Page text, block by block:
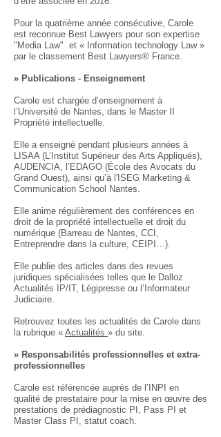
Pour la quatrième année consécutive, Carole
est reconnue Best Lawyers pour son expertise
"Media Law" et « Information technology Law »
par le classement Best Lawyers® France.
» Publications - Enseignement
Carole est chargée d’enseignement à
l’Université de Nantes, dans le Master II
Propriété intellectuelle.
Elle a enseigné pendant plusieurs années à
LISAA (L’Institut Supérieur des Arts Appliqués),
AUDENCIA, l’EDAGO (École des Avocats du
Grand Ouest), ainsi qu’à l'ISEG Marketing &
Communication School Nantes.
Elle anime régulièrement des conférences en
droit de la propriété intellectuelle et droit du
numérique (Barreau de Nantes, CCI,
Entreprendre dans la culture, CEIPI…).
Elle publie des articles dans des revues
juridiques spécialisées telles que le Dalloz
Actualités IP/IT, Légipresse ou l’Informateur
Judiciaire.
Retrouvez toutes les actualités de Carole dans
la rubrique « Actualités » du site.
» Responsabilités professionnelles et extra-
professionnelles
Carole est référencée auprès de l’INPI en
qualité de prestataire pour la mise en œuvre des
prestations de prédiagnostic PI, Pass PI et
Master Class PI, statut coach.